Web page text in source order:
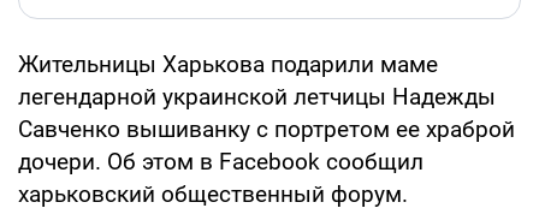
Жительницы Харькова подарили маме
легендарной украинской летчицы Надежды
Савченко вышиванку с портретом ее храброй
дочери. Об этом в Facebook сообщил
харьковский общественный форум.